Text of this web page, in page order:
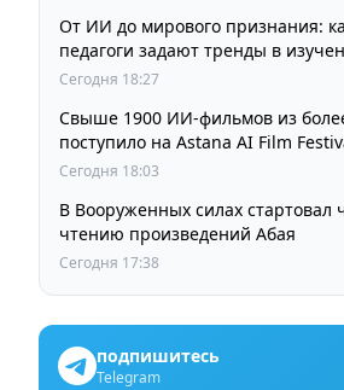
От ИИ до мирового признания:
педагоги задают тренды в
Сегодня 18:27
Свыше 1900 ИИ-фильмов из
поступило на Astana AI Film
Сегодня 18:03
В Вооруженных силах стартовал
чтению произведений Абая
Сегодня 17:38
подпишитесь
Telegram